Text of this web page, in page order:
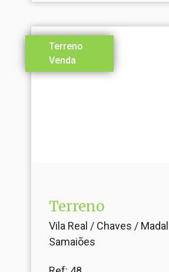
Terreno
Venda
Terreno
Vila Real / Chaves /
Samaiões